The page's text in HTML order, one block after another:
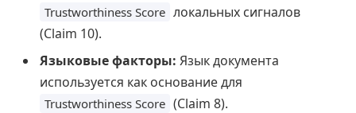
Trustworthiness Score локальных сигналов
(Claim 10).
Языковые факторы: Язык документа
используется как основание для
Trustworthiness Score (Claim 8).